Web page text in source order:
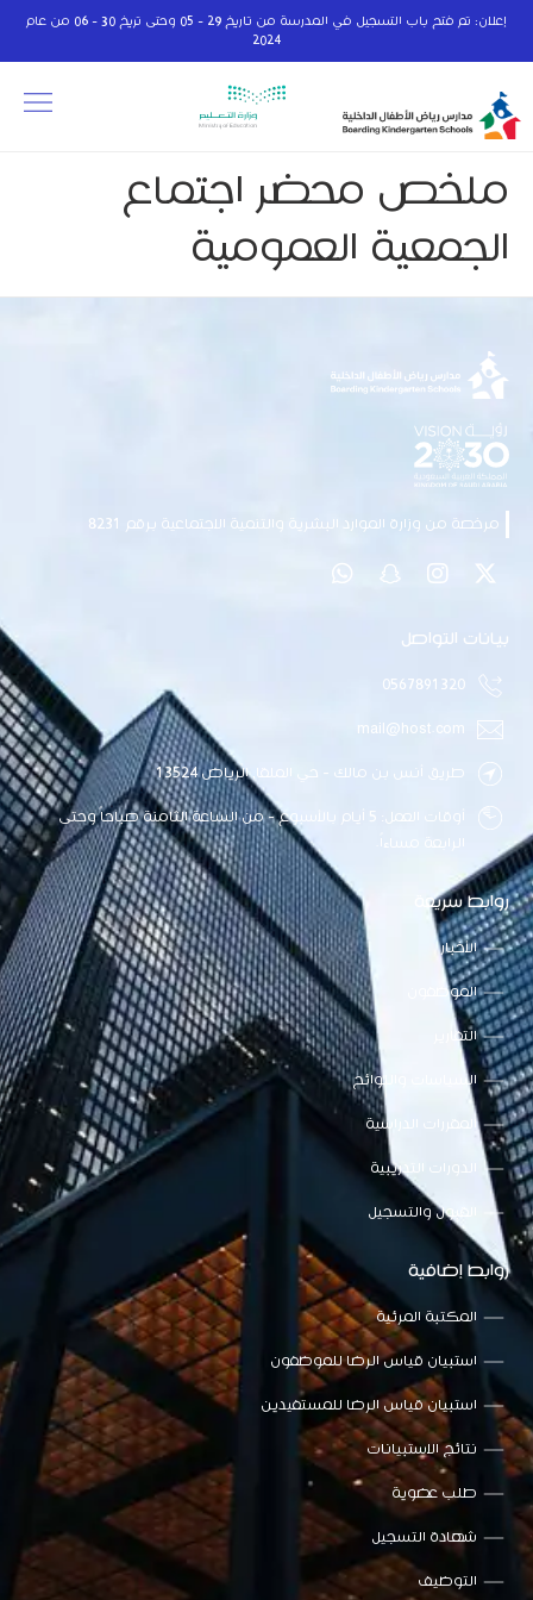
إعلان: تم فتح باب التسجيل في المدرسة من تاريخ 29 - 05 وحتى تريخ 30 - 06 من عام
2024
ملخص محضر اجتماع
الجمعية العمومية
مرخصة من وزارة الموارد البشرية والتنمية الاجتماعية برقم 8231
بيانات التواصل
0567891320
mail@host.com
طريق أنس بن مالك - حي الملقا, الرياض 13524
أوقات العمل: 5 أيام بالأسبوع - من الساعة الثامنة صباحاً وحتى
الرابعة مساءاً.
روابط سريعة
الأخبار
الموظفون
التقارير
السياسات واللوائح
المقررات الدراسية
الدورات التدريبية
القبول والتسجيل
روابط إضافية
المكتبة المرئية
استبيان قياس الرضا للموظفون
استبيان قياس الرضا للمستفيدين
نتائج الاستبيانات
طلب عضوية
شهادة التسجيل
التوظيف